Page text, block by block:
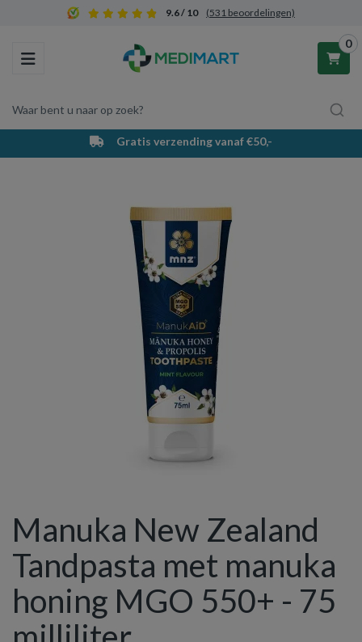
9.6 / 10 (531 beoordelingen)
Toggle navigation
Waar bent u naar op zoek?
0
Winkelwagen
Uw winkelwagen is leeg.
Vul hem met producten.
Gratis verzending vanaf €50,-
Manuka New Zealand
Tandpasta met manuka
honing MGO 550+ - 75